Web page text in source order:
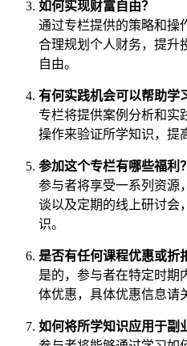
如何实现财富自由？
通过专栏提供的策略和操
合理规划个人财务，提升
自由。
有何实践机会可以帮助学
专栏将提供案例分析和实
操作来验证所学知识，提
参加这个专栏有哪些福利？
参与者将享受一系列资源
谈以及定期的线上研讨会
识。
是否有任何课程优惠或折
是的，参与者在特定时期
体优惠，具体优惠信息请
如何将所学知识应用于副